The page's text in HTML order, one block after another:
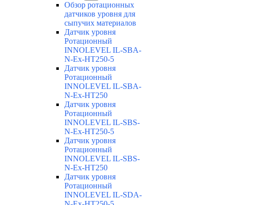
Обзор ротационных
датчиков уровня для
сыпучих материалов
Датчик уровня
Ротационный
INNOLEVEL IL-SBA-
N-Ex-HT250-5
Датчик уровня
Ротационный
INNOLEVEL IL-SBA-
N-Ex-HT250
Датчик уровня
Ротационный
INNOLEVEL IL-SBS-
N-Ex-HT250-5
Датчик уровня
Ротационный
INNOLEVEL IL-SBS-
N-Ex-HT250
Датчик уровня
Ротационный
INNOLEVEL IL-SDA-